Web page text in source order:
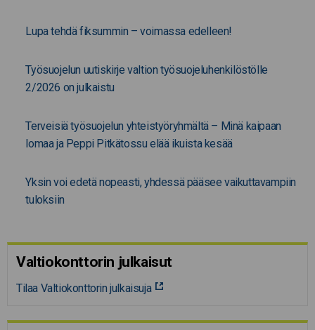
Lupa tehdä fiksummin – voimassa edelleen!
Työsuojelun uutiskirje valtion työsuojeluhenkilöstölle
2/2026 on julkaistu
Terveisiä työsuojelun yhteistyöryhmältä – Minä kaipaan
lomaa ja Peppi Pitkätossu elää ikuista kesää
Yksin voi edetä nopeasti, yhdessä pääsee vaikuttavampiin
tuloksiin
Valtiokonttorin julkaisut
Tilaa Valtiokonttorin julkaisuja